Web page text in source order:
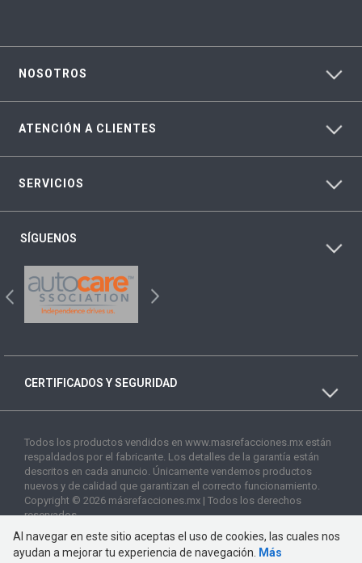
NOSOTROS
ATENCIÓN A CLIENTES
SERVICIOS
SÍGUENOS
CERTIFICADOS Y SEGURIDAD
Todos los productos vendidos en www.masrefacciones.mx están
respaldados por el fabricante. Los detalles de la garantía están
descritos en cada anuncio. Únicamente vendemos productos
nuevos y de calidad que garantizan el correcto funcionamiento.
Copyright © 2026 másrefacciones.mx | Todos los derechos
reservados
Al navegar en este sitio aceptas el uso de cookies, las cuales nos
ayudan a mejorar tu experiencia de navegación.
Más